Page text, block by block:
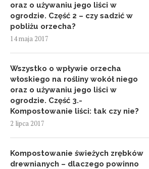
oraz o używaniu jego liści w
ogrodzie. Część 2 – czy sadzić w
pobliżu orzecha?
14 maja 2017
Wszystko o wpływie orzecha
włoskiego na rośliny wokół niego
oraz o używaniu jego liści w
ogrodzie. Część 3.-
Kompostowanie liści: tak czy nie?
2 lipca 2017
Kompostowanie świeżych zrębków
drewnianych – dlaczego powinno